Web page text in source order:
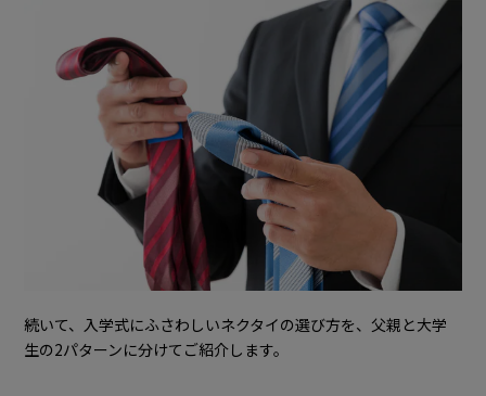
続いて、入学式にふさわしいネクタイの選び方を、父親と大学
生の2パターンに分けてご紹介します。